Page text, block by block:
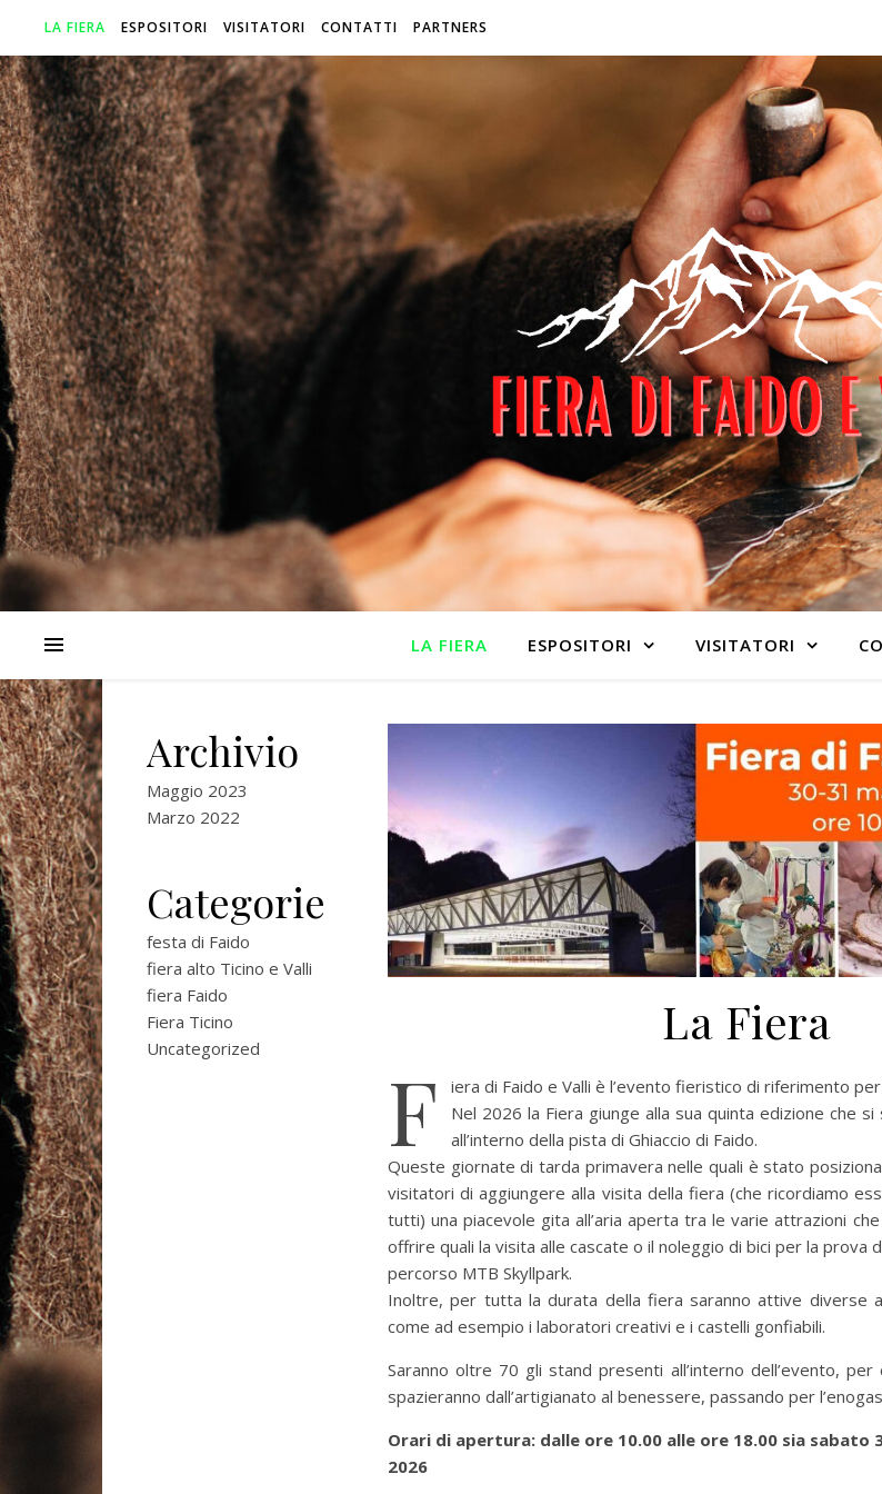
LA FIERA ESPOSITORI VISITATORI CONTATTI PARTNERS
LA FIERA ESPOSITORI VISITATORI
Archivio
Maggio 2023
Marzo 2022
Categorie
festa di Faido
fiera alto Ticino e Valli
fiera Faido
Fiera Ticino
Uncategorized
La Fiera
F
iera di Faido e Valli è l’evento fieristico di riferimento per
Nel 2026 la Fiera giunge alla sua quinta edizione che
all’interno della pista di Ghiaccio di Faido.
Queste giornate di tarda primavera nelle quali è stato
visitatori di aggiungere alla visita della fiera (che ricordiamo
tutti) una piacevole gita all’aria aperta tra le varie attrazioni
offrire quali la visita alle cascate o il noleggio di bici per la prova
percorso MTB Skyllpark.
Inoltre, per tutta la durata della fiera saranno attive diverse
come ad esempio i laboratori creativi e i castelli gonfiabili.
Saranno oltre 70 gli stand presenti all’interno dell’evento,
spazieranno dall’artigianato al benessere, passando per
Orari di apertura: dalle ore 10.00 alle ore 18.00 sia sabato
2026